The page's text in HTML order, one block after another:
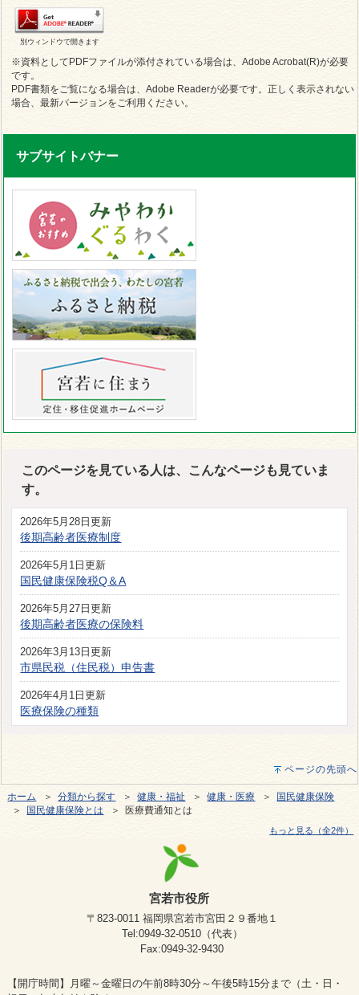
別ウィンドウで開きます
※資料としてPDFファイルが添付されている場合は、Adobe Acrobat(R)が必要
です。
PDF書類をご覧になる場合は、Adobe Readerが必要です。正しく表示されない
場合、最新バージョンをご利用ください。
サブサイトバナー
このページを見ている人は、こんなページも見ていま
す。
2026年5月28日更新
後期高齢者医療制度
2026年5月1日更新
国民健康保険税Q＆A
2026年5月27日更新
後期高齢者医療の保険料
2026年3月13日更新
市県民税（住民税）申告書
2026年4月1日更新
医療保険の種類
ページの先頭へ
ホーム ＞分類から探す ＞健康・福祉 ＞健康・医療 ＞
国民健康保険
＞
国民健康保険とは ＞ 医療費通知とは
もっと見る（全2件）
宮若市役所
〒823-0011 福岡県宮若市宮田２９番地１
Tel:0949-32-0510（代表）
Fax:0949-32-9430
【開庁時間】月曜～金曜日の午前8時30分～午後5時15分まで（土・日・